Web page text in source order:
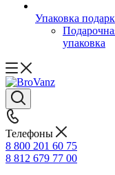
Упаковка
упаковка
Телефоны
8 800 201 60 75
8 812 679 77 00